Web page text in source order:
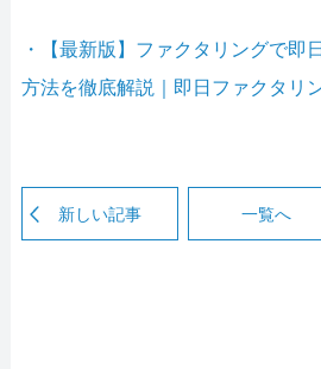
・【最新版】ファクタリングで即
方法を徹底解説｜即日ファクタリ
新しい記事 一覧へ